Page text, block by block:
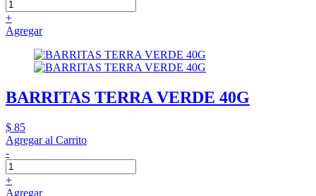
+
Agregar
BARRITAS TERRA VERDE 40G
$ 85
Agregar al Carrito
-
+
Agregar